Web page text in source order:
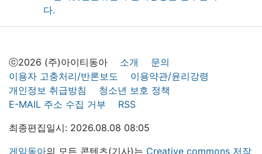
ⓒ2026 (주)아이티동아 소개
문의
이용자 고충처리/반론보도
이용약관/윤리강령
개인정보 취급방침
청소년 보호 정책
E-MAIL 주소 수집 거부
RSS
최종편집일시: 2026.08.08 08:05
게임동아의 모든 콘텐츠(기사)는 Creative commons 저작